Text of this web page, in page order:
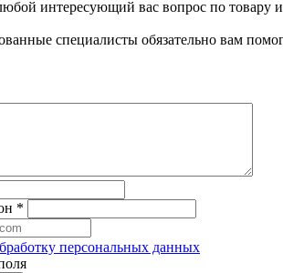
интересующий вас вопрос по товару
специалисты обязательно вам
*
персональных данных